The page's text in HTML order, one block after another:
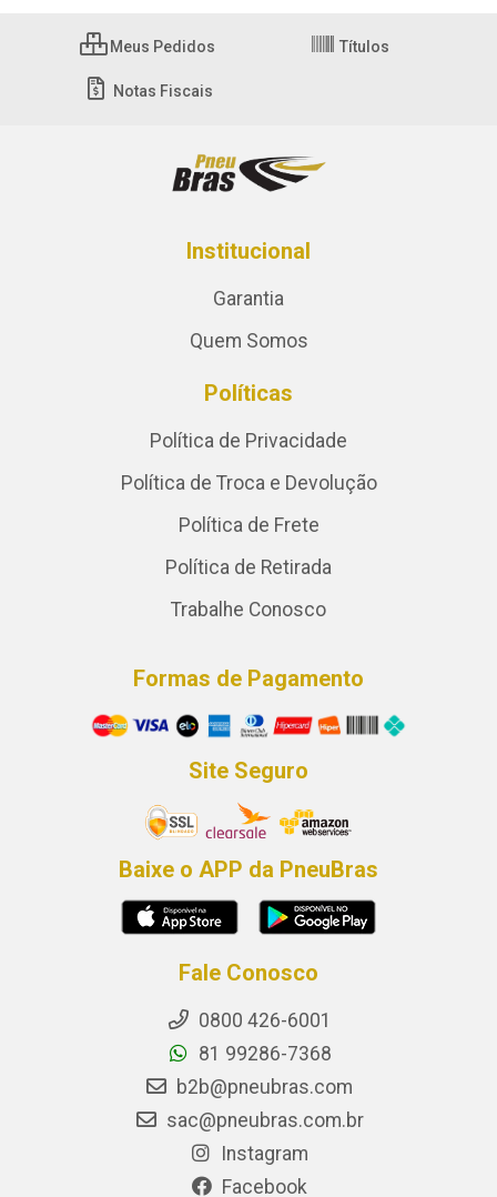
Meus Pedidos Títulos
Notas Fiscais
Institucional
Garantia
Quem Somos
Políticas
Política de Privacidade
Política de Troca e Devolução
Política de Frete
Política de Retirada
Trabalhe Conosco
Formas de Pagamento
Site Seguro
Baixe o APP da PneuBras
Fale Conosco
0800 426-6001
81 99286-7368
b2b@pneubras.com
sac@pneubras.com.br
Instagram
Facebook